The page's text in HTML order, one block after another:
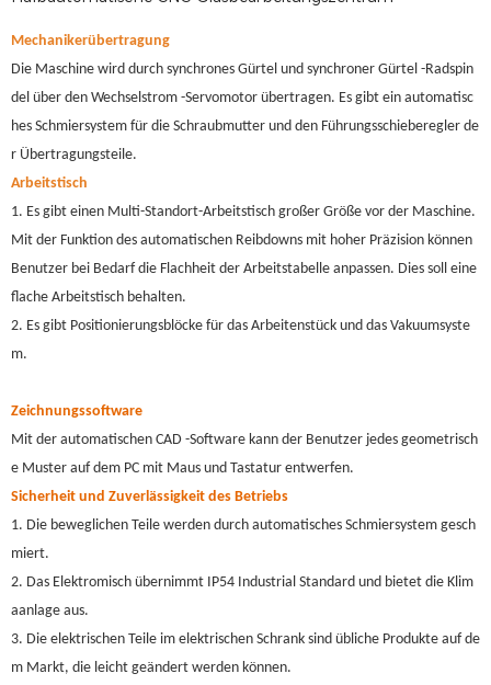
Mechanikerübertragung
Die Maschine wird durch synchrones Gürtel und synchroner Gürtel -Radspin
del über den Wechselstrom -Servomotor übertragen. Es gibt ein automatisc
hes Schmiersystem für die Schraubmutter und den Führungsschieberegler de
r Übertragungsteile.
Arbeitstisch
1. Es gibt einen Multi-Standort-Arbeitstisch großer Größe vor der Maschine.
Mit der Funktion des automatischen Reibdowns mit hoher Präzision können
Benutzer bei Bedarf die Flachheit der Arbeitstabelle anpassen. Dies soll eine
flache Arbeitstisch behalten.
2. Es gibt Positionierungsblöcke für das Arbeitenstück und das Vakuumsyste
m.
Zeichnungssoftware
Mit der automatischen CAD -Software kann der Benutzer jedes geometrisch
e Muster auf dem PC mit Maus und Tastatur entwerfen.
Sicherheit und Zuverlässigkeit des Betriebs
1. Die beweglichen Teile werden durch automatisches Schmiersystem gesch
miert.
2. Das Elektromisch übernimmt IP54 Industrial Standard und bietet die Klim
aanlage aus.
3. Die elektrischen Teile im elektrischen Schrank sind übliche Produkte auf de
m Markt, die leicht geändert werden können.